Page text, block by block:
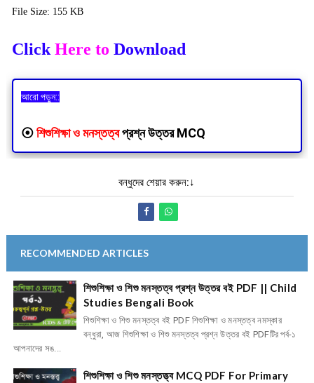
File Size: 155 KB
Click Here to Download
আরো পড়ুন::
⦿শিশুশিক্ষা ও মনস্তত্বপ্রশ্ন উত্তর MCQ
বন্ধুদের শেয়ার করুন:↓
RECOMMENDED ARTICLES
শিশুশিক্ষা ও শিশু মনস্তত্ব প্রশ্ন উত্তর বই PDF || Child
Studies Bengali Book
শিশুশিক্ষা ও শিশু মনস্তত্ব বই PDF শিশুশিক্ষা ও মনস্তত্ব নমস্কার
বন্ধুরা, আজ শিশুশিক্ষা ও শিশু মনস্তত্ব প্রশ্ন উত্তর বই PDFটির পর্ব-১
আপনাদের সঙ...
শিশুশিক্ষা ও শিশু মনস্তত্ত্ব MCQ PDF For Primary